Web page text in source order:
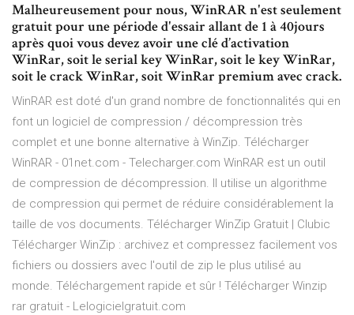
Malheureusement pour nous, WinRAR n'est seulement
gratuit pour une période d'essair allant de 1 à 40jours
après quoi vous devez avoir une clé d’activation
WinRar, soit le serial key WinRar, soit le key WinRar,
soit le crack WinRar, soit WinRar premium avec crack.
WinRAR est doté d'un grand nombre de fonctionnalités qui en
font un logiciel de compression / décompression très
complet et une bonne alternative à WinZip. Télécharger
WinRAR - 01net.com - Telecharger.com WinRAR est un outil
de compression de décompression. Il utilise un algorithme
de compression qui permet de réduire considérablement la
taille de vos documents. Télécharger WinZip Gratuit | Clubic
Télécharger WinZip : archivez et compressez facilement vos
fichiers ou dossiers avec l'outil de zip le plus utilisé au
monde. Téléchargement rapide et sûr ! Télécharger Winzip
rar gratuit - Lelogicielgratuit.com